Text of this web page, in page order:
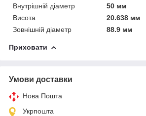
Внутрішній діаметр
50 мм
Висота
20.638 мм
Зовнішній діаметр
88.9 мм
Приховати
Умови доставки
Нова Пошта
Укрпошта